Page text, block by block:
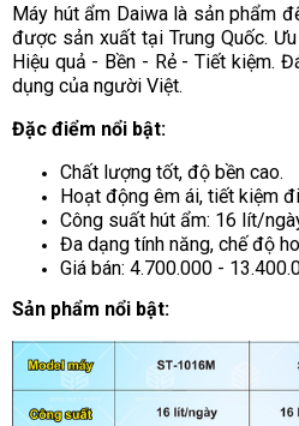
Máy hút ẩm Daiwa là sản phẩm
được sản xuất tại Trung Quốc.
Hiệu quả - Bền - Rẻ - Tiết kiệm.
dụng của người Việt.
Đặc điểm nổi bật:
Chất lượng tốt, độ bền cao.
Hoạt động êm ái, tiết kiệm
Công suất hút ẩm: 16 lít/
Đa dạng tính năng, chế độ
Giá bán: 4.700.000 -
Sản phẩm nổi bật: